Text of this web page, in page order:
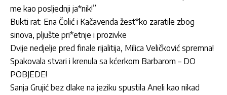
me kao posljednji ja*nik!”
Bukti rat: Ena Čolić i Kačavenda žest*ko zaratile zbog
sinova, pljušte pri*etnje i prozivke
Dvije nedjelje pred finale rijalitija, Milica Veličković spremna!
Spakovala stvari i krenula sa kćerkom Barbarom – DO
POBJEDE!
Sanja Grujić bez dlake na jeziku spustila Aneli kao nikad